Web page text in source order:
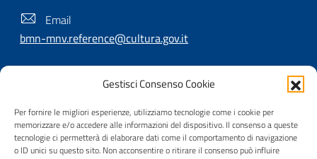
Gestisci Consenso Cookie
Per fornire le migliori esperienze, utilizziamo tecnologie come i cookie per
memorizzare e/o accedere alle informazioni del dispositivo. Il consenso a queste
tecnologie ci permetterà di elaborare dati come il comportamento di navigazione
o ID unici su questo sito. Non acconsentire o ritirare il consenso può influire
Email
bmn-mnv.reference@cultura.gov.it